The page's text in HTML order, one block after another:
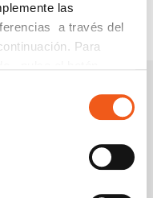
las
a través del
Para
política de cookies
Acuerdo de
ANERR – FORLOPD